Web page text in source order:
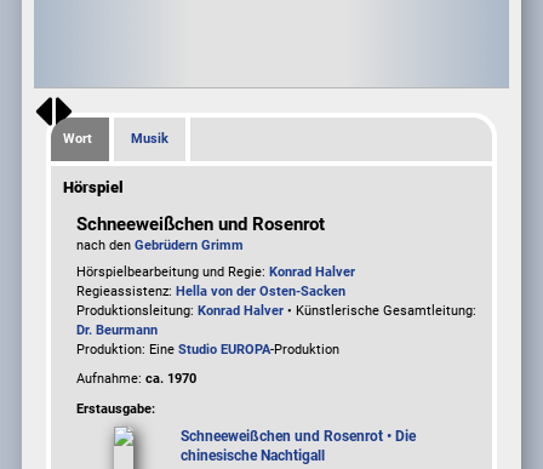
Wort Musik
Hörspiel
Schneeweißchen und Rosenrot
nach denGebrüdern Grimm
Hörspielbearbeitung und Regie:Konrad Halver
Regieassistenz:Hella von der Osten-Sacken
Produktionsleitung:Konrad Halver • Künstlerische Gesamtleitung:
Dr. Beurmann
Produktion: EineStudio EUROPA-Produktion
Aufnahme:ca. 1970
Erstausgabe:
Schneeweißchen und Rosenrot • Die
chinesische Nachtigall